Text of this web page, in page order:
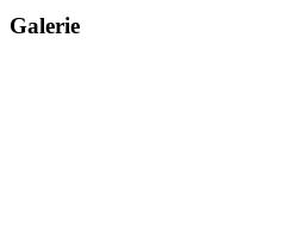
Galerie